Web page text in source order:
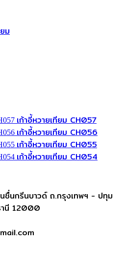
ม
เก้าอี้หวายเทียม CH057
เก้าอี้หวายเทียม CH056
เก้าอี้หวายเทียม CH055
เก้าอี้หวายเทียม CH054
นกรีนบาวด์ ถ.กรุงเทพฯ - ปทุม
านี 12000